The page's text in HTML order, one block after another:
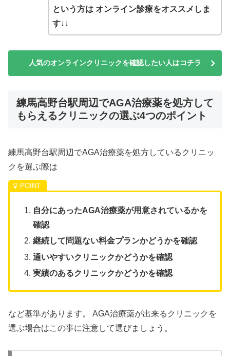
という方は オンライン診療をオススメしま
す↓↓
人気のオンラインクリニックを確認したい人はコチラ
練馬高野台駅周辺でAGA治療薬を処方して
もらえるクリニックの選ぶ4つのポイント
練馬高野台駅周辺でAGA治療薬を処方しているクリニッ
クを選ぶ際は
自分にあったAGA治療薬が用意されているかを
確認
継続して問題ない料金プランかどうかを確認
通いやすいクリニックかどうかを確認
実績のあるクリニックかどうかを確認
など基準があります。 AGA治療薬が出来るクリニックを
選ぶ場合はこの事に注意して選びましょう。